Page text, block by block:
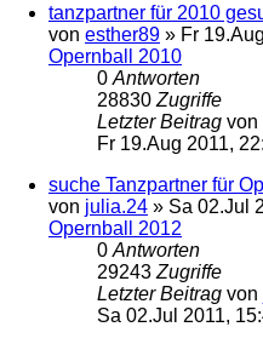
tanzpartner für 2010
von esther89 » Fr
Opernball 2010
0 Antworten
28830 Zugriffe
Letzter Beitrag von
Fr 19.Aug 2011,
suche Tanzpartner für
von julia.24 » Sa 02.Jul
Opernball 2012
0 Antworten
29243 Zugriffe
Letzter Beitrag von
Sa 02.Jul 2011,